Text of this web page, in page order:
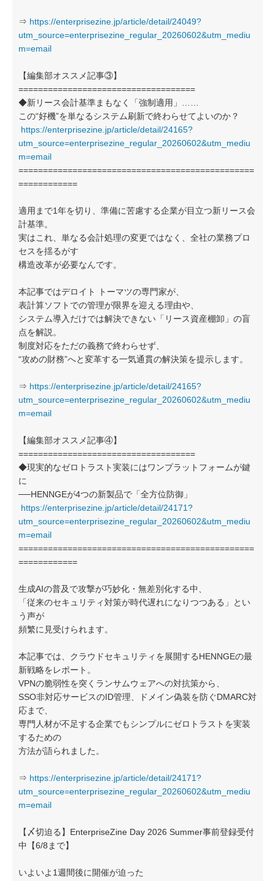
⇒ https://enterprisezine.jp/article/detail/24049?
utm_source=enterprisezine_regular_20260602&utm_mediu
m=email
【編集部オススメ記事③】
====================================
◆新リース会計基準まもなく「強制適用」……
この“好機”を単なるシステム刷新で終わらせてよいのか？
https://enterprisezine.jp/article/detail/24165?
utm_source=enterprisezine_regular_20260602&utm_mediu
m=email
================================================
============
適用まで1年を切り、準備に苦慮する企業が目立つ新リース会
計基準。
実はこれ、単なる会計処理の変更ではなく、全社の業務プロ
セスを揺るがす
構造改革が必要なんです。
本記事ではデロイト トーマツの専門家が、
表計算ソフトでの管理が限界を迎える理由や、
システム導入だけでは解決できない「リース資産棚卸」の盲
点を解説。
制度対応をただの義務で終わらせず、
“攻めの財務”へと変革する一気通貫の解決策を提示します。
⇒ https://enterprisezine.jp/article/detail/24165?
utm_source=enterprisezine_regular_20260602&utm_mediu
m=email
【編集部オススメ記事④】
====================================
◆現実的なゼロトラスト実装にはワンプラットフォームが鍵
に
──HENNGEが4つの新製品で「全方位防御」
https://enterprisezine.jp/article/detail/24171?
utm_source=enterprisezine_regular_20260602&utm_mediu
m=email
================================================
============
生成AIの普及で攻撃が巧妙化・無差別化する中、
「従来のセキュリティ対策が時代遅れになりつつある」とい
う声が
頻繁に見受けられます。
本記事では、クラウドセキュリティを展開するHENNGEの最
新戦略をレポート。
VPNの脆弱性を突くランサムウェアへの対抗策から、
SSO非対応サービスのID管理、ドメイン偽装を防ぐDMARC対
応まで、
専門人材が不足する企業でもシンプルにゼロトラストを実装
するための
方法が語られました。
⇒ https://enterprisezine.jp/article/detail/24171?
utm_source=enterprisezine_regular_20260602&utm_mediu
m=email
【〆切迫る】EnterpriseZine Day 2026 Summer事前登録受付
中【6/8まで】
いよいよ1週間後に開催が迫った